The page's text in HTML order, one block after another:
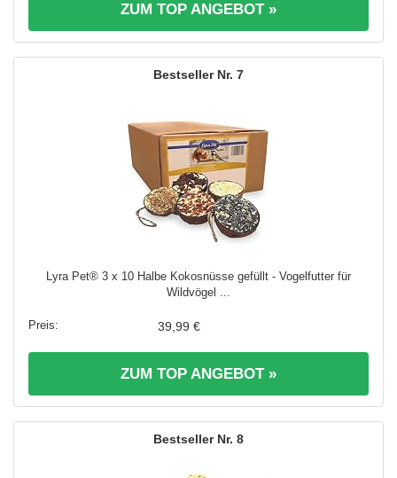
ZUM TOP ANGEBOT »
7
Lyra Pet® 3 x 10 Halbe Kokosnüsse gefüllt - Vogelfutter für
Wildvögel ...
39,99 €
ZUM TOP ANGEBOT »
8